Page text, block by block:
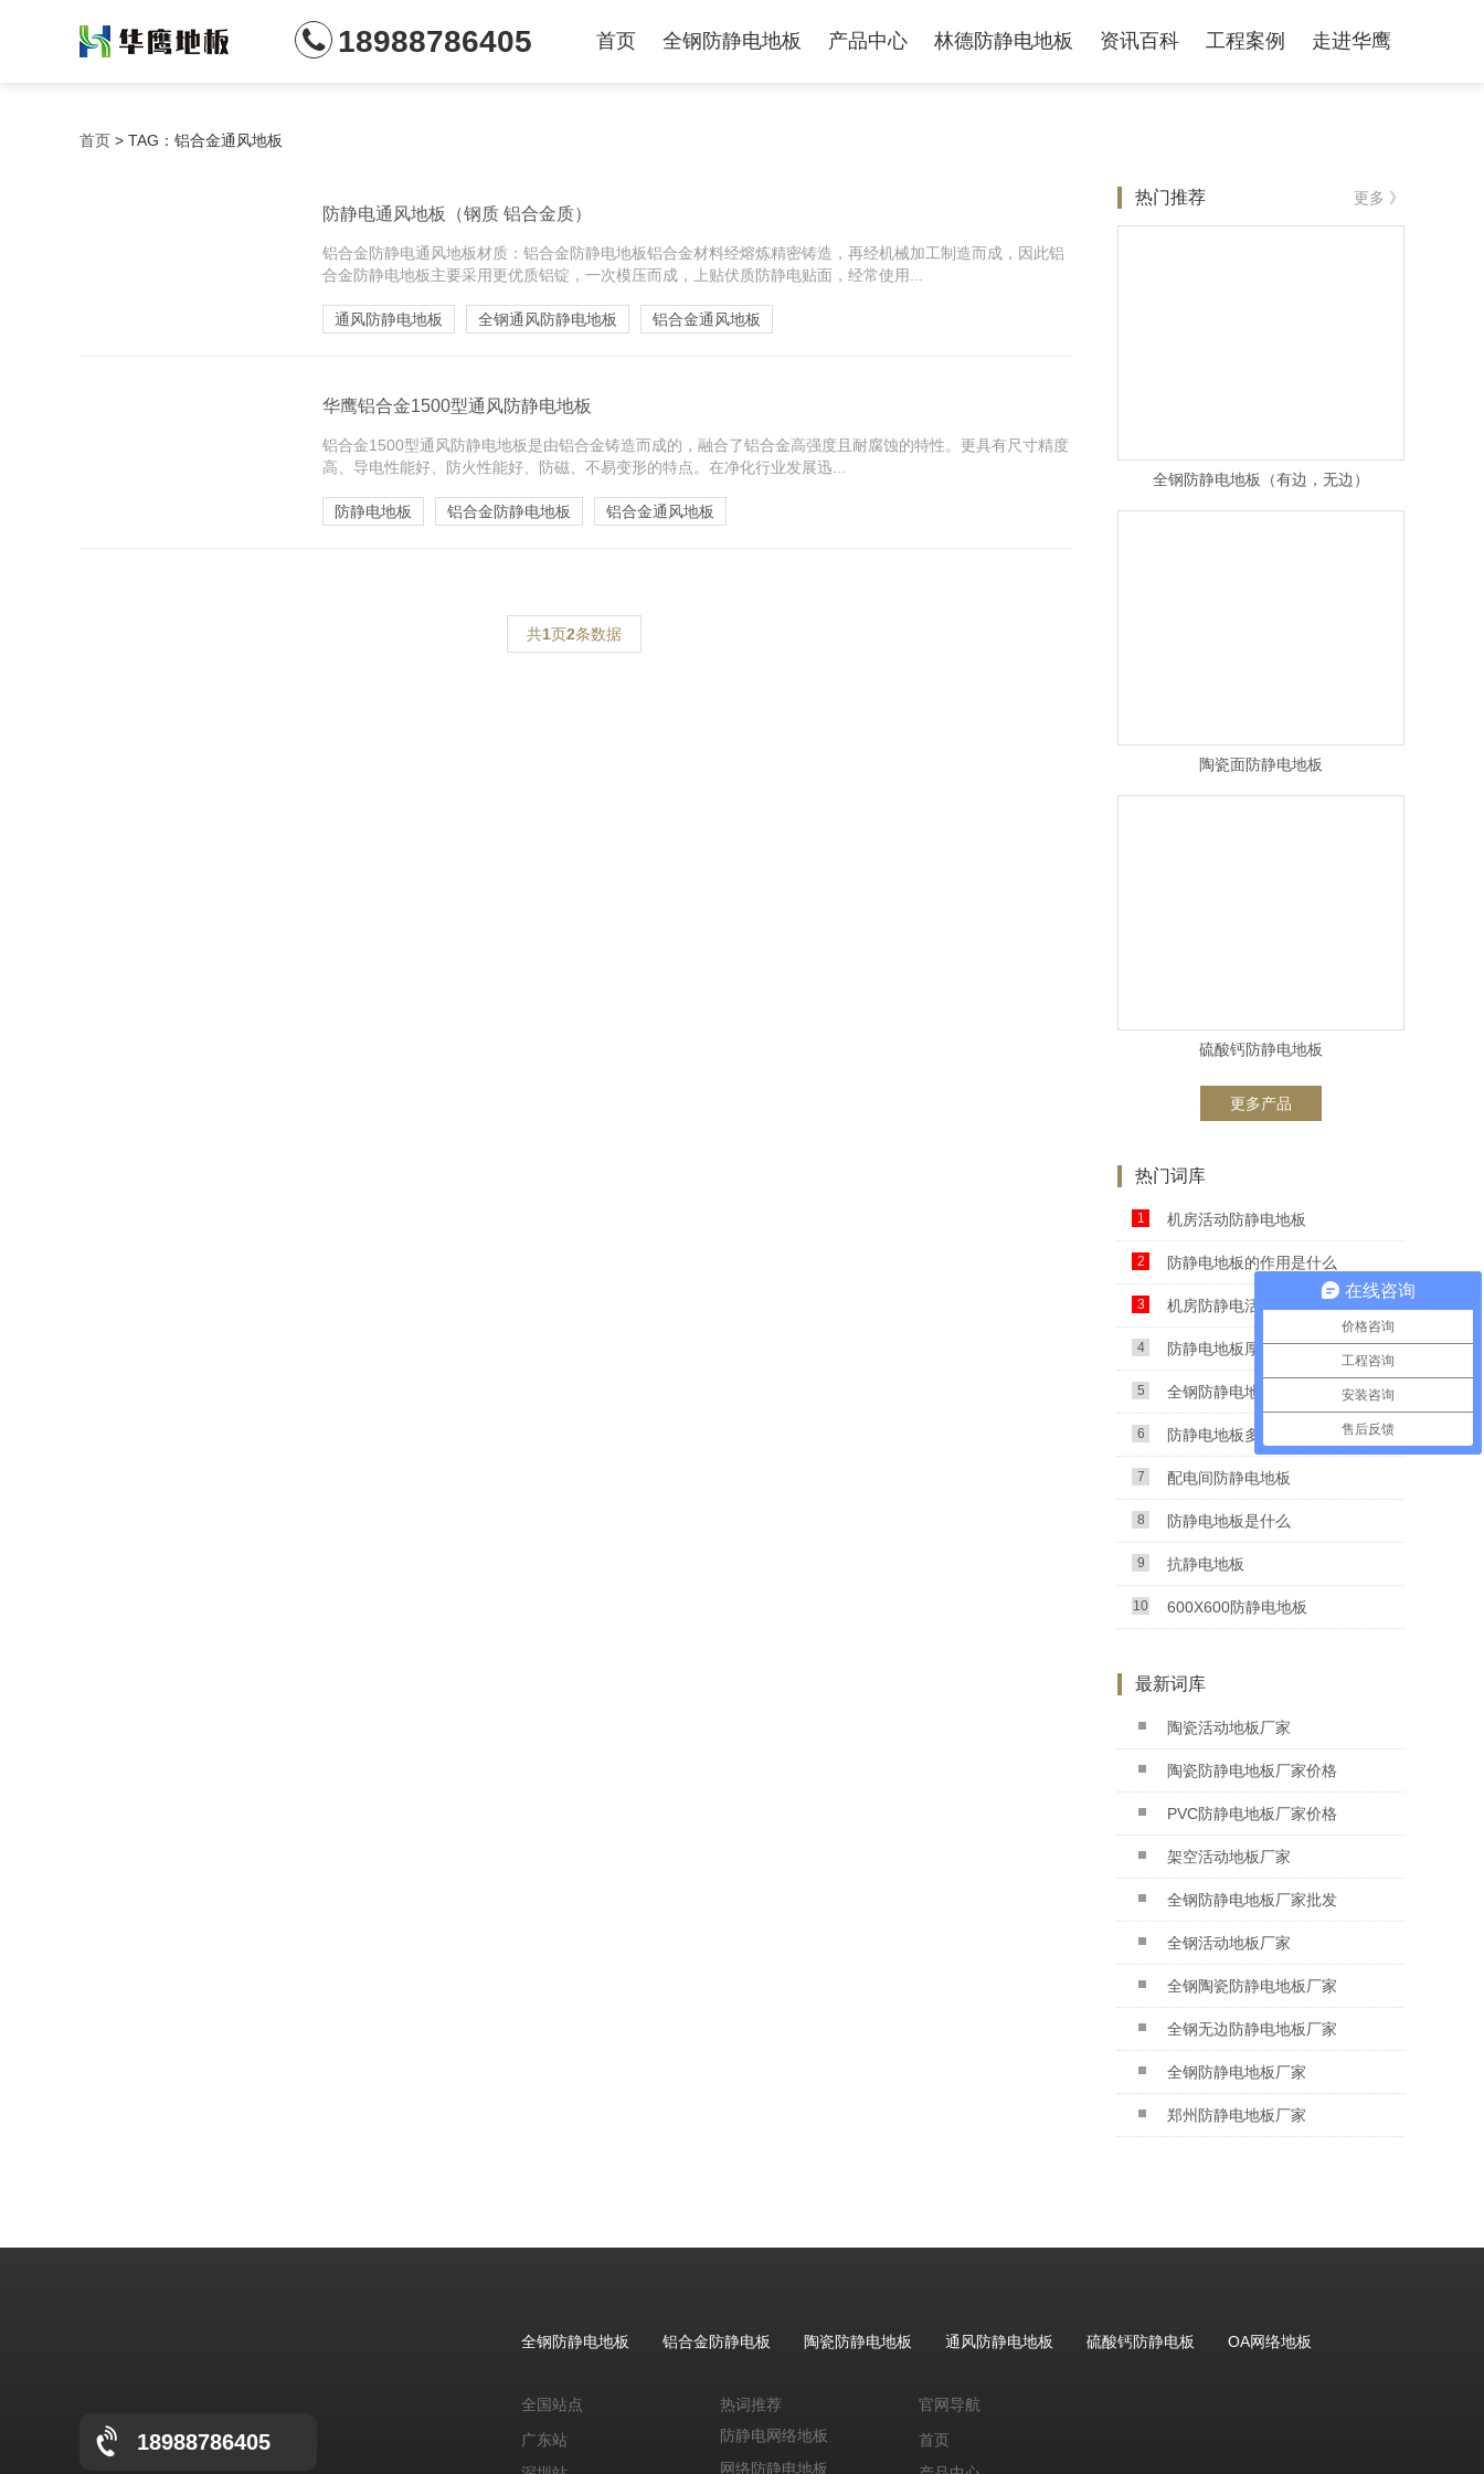
18988786405 首页 全钢防静电地板 产品中心 林德防静电地板 资讯百科 工程案例 走进华鹰
首页 > TAG：铝合金通风地板
防静电通风地板（钢质 铝合金质）
铝合金防静电通风地板材质：铝合金防静电地板铝合金材料经熔炼精密铸造，再经机械加工制造而成，因此铝
合金防静电地板主要采用更优质铝锭，一次模压而成，上贴伏质防静电贴面，经常使用...
通风防静电地板 全钢通风防静电地板 铝合金通风地板
华鹰铝合金1500型通风防静电地板
铝合金1500型通风防静电地板是由铝合金铸造而成的，融合了铝合金高强度且耐腐蚀的特性。更具有尺寸精度
高、导电性能好、防火性能好、防磁、不易变形的特点。在净化行业发展迅...
防静电地板 铝合金防静电地板 铝合金通风地板
共1页2条数据
热门推荐 更多 》
全钢防静电地板（有边，无边）
陶瓷面防静电地板
硫酸钙防静电地板
更多产品
热门词库
1 机房活动防静电地板
2 防静电地板的作用是什么
3 机房防静电活动地板
4 防静电地板厚度
5 全钢防静电地板
6 防静电地板多钱一平方
7 配电间防静电地板
8 防静电地板是什么
9 抗静电地板
10 600X600防静电地板
最新词库
陶瓷活动地板厂家
陶瓷防静电地板厂家价格
PVC防静电地板厂家价格
架空活动地板厂家
全钢防静电地板厂家批发
全钢活动地板厂家
全钢陶瓷防静电地板厂家
全钢无边防静电地板厂家
全钢防静电地板厂家
郑州防静电地板厂家
18988786405
全钢防静电地板 铝合金防静电板 陶瓷防静电地板 通风防静电地板 硫酸钙防静电板 OA网络地板
全国站点
广东站
热词推荐
防静电网络地板
网络防静电地板
官网导航
首页
在线咨询
价格咨询
工程咨询
安装咨询
售后反馈